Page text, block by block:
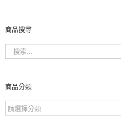
商品搜尋
商品分類